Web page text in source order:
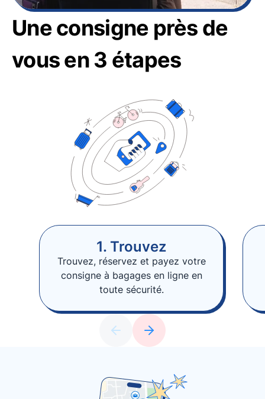
Une consigne près de
vous en 3 étapes
1. Trouvez
Trouvez, réservez et payez votre
consigne à bagages en ligne en
toute sécurité.